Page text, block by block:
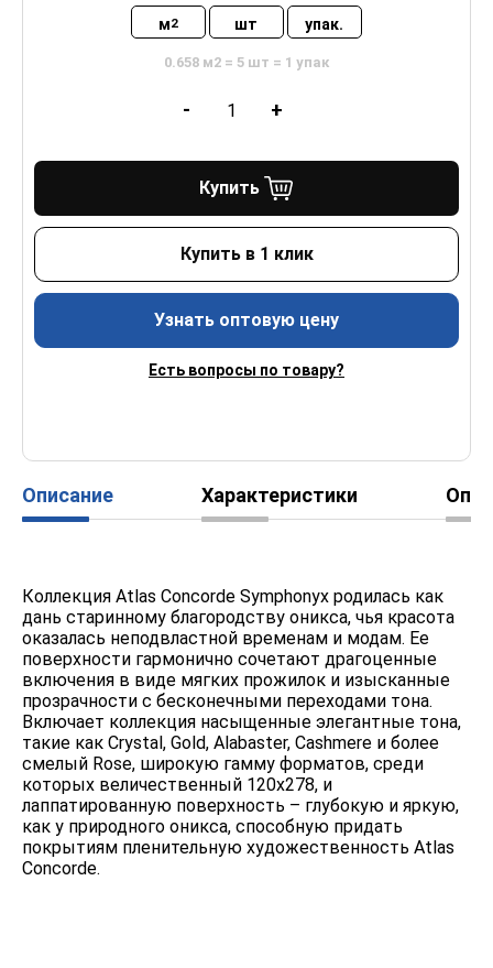
м2 шт упак.
0.658 м2 = 5 шт = 1 упак
- +
Купить
Купить в 1 клик
Узнать оптовую цену
Есть вопросы по товару?
Описание Характеристики
Коллекция Atlas Concorde Symphonyx родилась как
дань старинному благородству оникса, чья красота
оказалась неподвластной временам и модам. Ее
поверхности гармонично сочетают драгоценные
включения в виде мягких прожилок и изысканные
прозрачности с бесконечными переходами тона.
Включает коллекция насыщенные элегантные тона,
такие как Crystal, Gold, Alabaster, Cashmere и более
смелый Rose, широкую гамму форматов, среди
которых величественный 120x278, и
лаппатированную поверхность – глубокую и яркую,
как у природного оникса, способную придать
покрытиям пленительную художественность Atlas
Concorde.